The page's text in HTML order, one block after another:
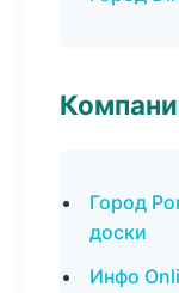
Город
доски
Инфо